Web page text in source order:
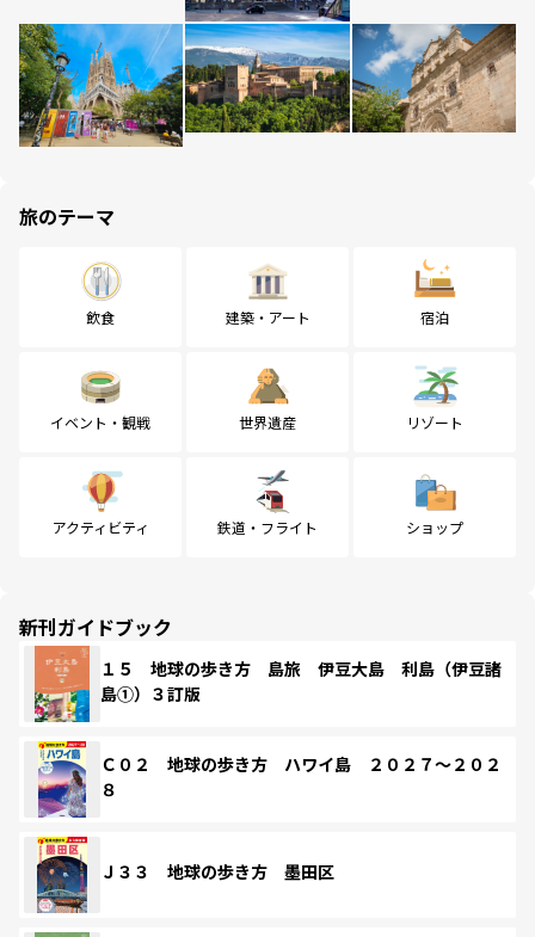
旅のテーマ
飲食 建築・アート 宿泊
イベント・観戦 世界遺産 リゾート
アクティビティ 鉄道・フライト ショップ
新刊ガイドブック
１５ 地球の歩き方 島旅 伊豆大島 利島（伊豆諸
島①）３訂版
Ｃ０２ 地球の歩き方 ハワイ島 ２０２７～２０２
８
Ｊ３３ 地球の歩き方 墨田区